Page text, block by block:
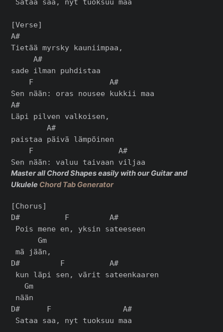
Sataa saa, nyt tuoksuu maa
[Verse]
A#
Tietää myrsky kauniimpaa,
     A#
sade ilman puhdistaa
    F                 A#
Sen nään: oras nousee kukkii maa
A#
Läpi pilven valkoisen,
        A#
paistaa päivä lämpöinen
    F                   A#
Master all Chord Shapes easily with our Guitar and
Ukulele Chord Tab Generator
[Chorus]
D#          F         A#
Pois mene en, yksin sateeseen
      Gm
mä jään,
D#         F          A#
kun läpi sen, värit sateenkaaren
   Gm
nään
D#      F                A#
Sataa saa, nyt tuoksuu maa